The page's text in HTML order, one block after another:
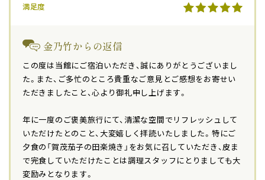
満足度
金乃竹からの返信
この度は当館にご宿泊いただき、誠にありがとうございまし
た。また、ご多忙のところ貴重なご意見とご感想をお寄せい
ただきましたこと、心より御礼申し上げます。
年に一度のご褒美旅行にて、清潔な空間でリフレッシュして
いただけたとのこと、大変嬉しく拝読いたしました。特にご
夕食の「賀茂茄子の田楽焼き」をお気に召していただき、皮ま
で完食していただけたことは調理スタッフにとりましても大
変励みとなります。